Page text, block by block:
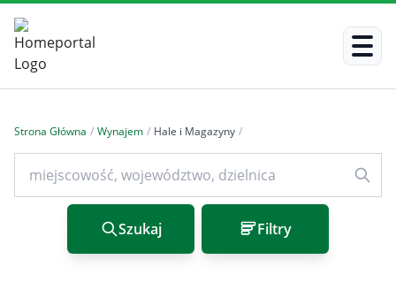
Strona Główna / Wynajem / Hale i Magazyny /
Szukaj Filtry